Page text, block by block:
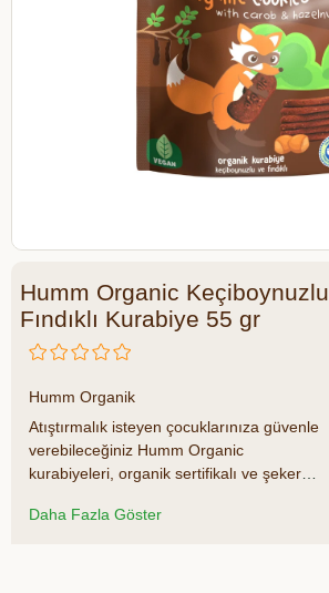
Humm Organic Keçiboynuzlu
Fındıklı Kurabiye 55 gr
Humm Organik
Atıştırmalık isteyen çocuklarınıza güvenle
verebileceğiniz Humm Organic
kurabiyeleri, organik sertifikalı ve şeker
besin değerleri ile, çocuklarınıza bu
Daha Fazla Göster